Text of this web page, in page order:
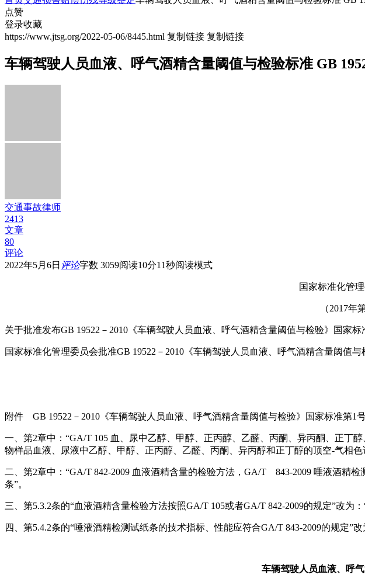
点赞
登录收藏
https://www.jtsg.org/2022-05-06/8445.html 复制链接 复制链接
车辆驾驶人员血液、呼气酒精含量阈值与检验标准 GB
交通事故律师
2413
文章
80
评论
2022年5月6日 评论字数 3059阅读10分11秒阅读模式
国家标准化管
（2017年
关于批准发布GB 19522－2010《车辆驾驶人员血液、呼气酒精含量阈值与检验》国家
国家标准化管理委员会批准GB 19522－2010《车辆驾驶人员血液、呼气酒精含量阈值
附件 GB 19522－2010《车辆驾驶人员血液、呼气酒精含量阈值与检验》国家标准第1
一、第2章中：“GA/T 105 血、尿中乙醇、甲醇、正丙醇、乙醛、丙酮、异丙酮、正丁
物样品血液、尿液中乙醇、甲醇、正丙醇、乙醛、丙酮、异丙醇和正丁醇的顶空-气相色
二、第2章中：“GA/T 842-2009 血液酒精含量的检验方法，GA/T 843-2009 唾液酒精
条”。
三、第5.3.2条的“血液酒精含量检验方法按照GA/T 105或者GA/T 842-2009的规定”改为
四、第5.4.2条的“唾液酒精检测试纸条的技术指标、性能应符合GA/T 843-2009的规定”
车辆驾驶人员血液、呼